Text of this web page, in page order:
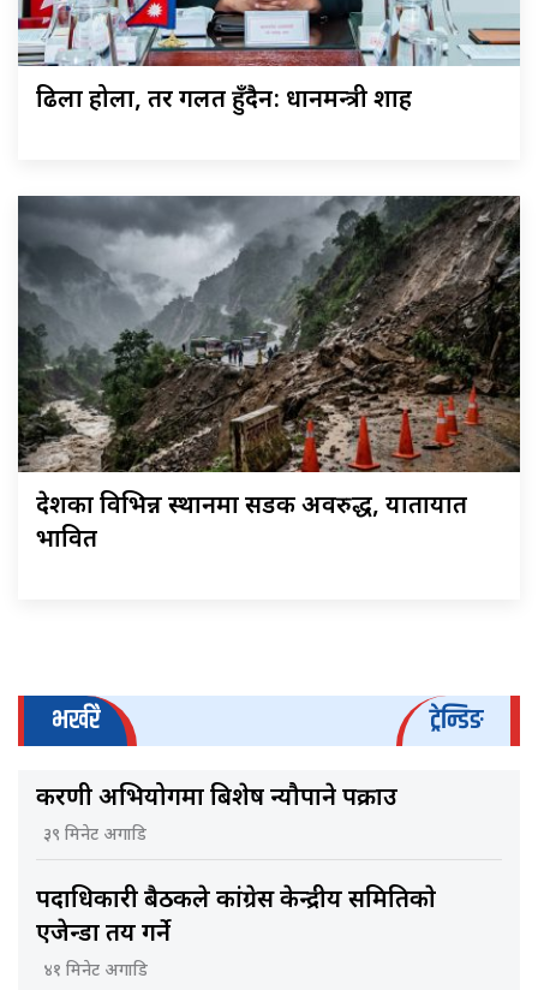
ढिला होला, तर गलत हुँदैन: प्रधानमन्त्री शाह
देशका विभिन्न स्थानमा सडक अवरुद्ध, यातायात
प्रभावित
भर्खरै ट्रेन्डिङ
करणी अभियोगमा बिशेष न्यौपाने पक्राउ
३९ मिनेट अगाडि
पदाधिकारी बैठकले कांग्रेस केन्द्रीय समितिकाे
एजेन्डा तय गर्ने
४१ मिनेट अगाडि